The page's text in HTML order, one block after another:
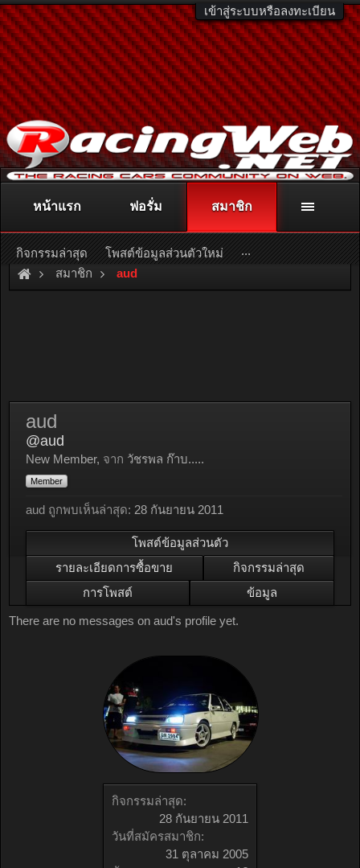
เข้าสู่ระบบหรือลงทะเบียน
ติดต่อลงโฆษณา racingweb@gmail.comหรือโทร. 081-811-1138
หรืออ่านรายละเอียดเพิ่มเติม คลิกที่นี่
สมาชิก aud
กิจกรรมล่าสุด:
28 กันยายน 2011
วันที่สมัครสมาชิก:
31 ตุลาคม 2005
aud
@aud
New Member, จาก วัชรพล ก๊าบ.....
Member
aud ถูกพบเห็นล่าสุด: 28 กันยายน 2011
โพสต์ข้อมูลส่วนตัว
รายละเอียดการซื้อขาย
กิจกรรมล่าสุด
การโพสต์
ข้อมูล
There are no messages on aud's profile yet.
หน้าแรก ฟอรั่ม สมาชิก
กิจกรรมล่าสุด โพสต์ข้อมูลส่วนตัวใหม่ ...